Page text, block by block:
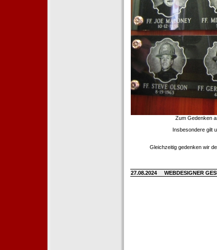
Zum Gedenken
Insbesondere gilt
Gleichzeitig gedenken wir
27.08.2024 WEBDESIGNER